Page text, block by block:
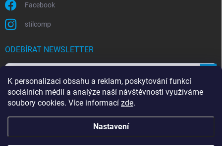
K personalizaci obsahu a reklam, poskytování funkcí
sociálních médií a analýze naší návštěvnosti využíváme
soubory cookies. Více informací zde.
Nastavení
Facebook
stilcomp
ODEBÍRAT NEWSLETTER
Souhlasím spodmínkami ochrany osobních údajů